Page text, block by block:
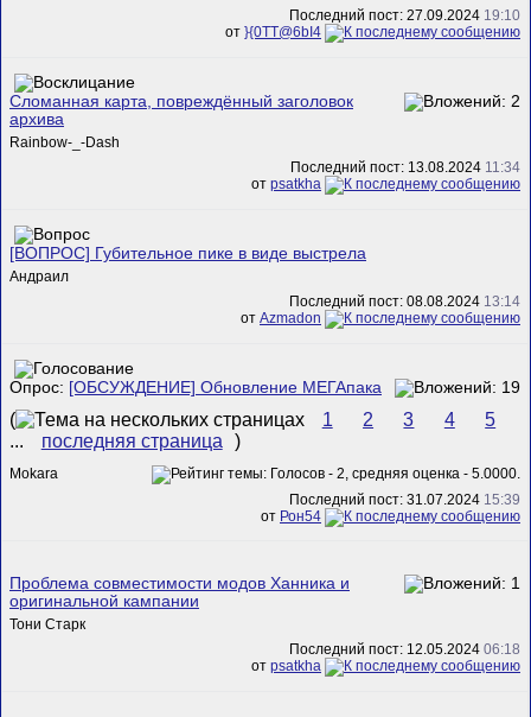
Последний пост: 27.09.2024 19:10
от }{0TT@6bI4
Сломанная карта, повреждённый заголовок
архива
Rainbow-_-Dash
Последний пост: 13.08.2024 11:34
от psatkha
[ВОПРОС] Губительное пике в виде выстрела
Андраил
Последний пост: 08.08.2024 13:14
от Azmadon
Опрос: [ОБСУЖДЕНИЕ] Обновление МЕГАпака
( 1 2 3 4
5
...
последняя страница )
Mokara
Последний пост: 31.07.2024 15:39
от Рон54
Проблема совместимости модов Ханника и
оригинальной кампании
Тони Старк
Последний пост: 12.05.2024 06:18
от psatkha